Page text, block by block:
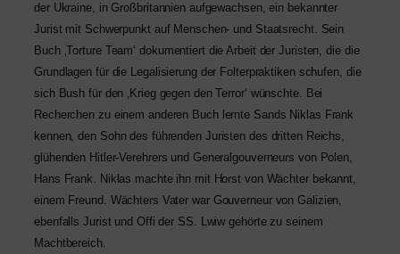
der Ukraine, in Großbritannien auf­ge­wach­sen, ein bekann­ter
Jurist mit Schwerpunkt auf Menschen- und Staatsrecht. Sein
Buch ‚Torture Team‘ doku­men­tiert die Arbeit der Juristen, die die
Grundlagen für die Legalisierung der Folterpraktiken schu­fen, die
sich Bush für den ‚Krieg gegen den Terror‘ wünsch­te. Bei
Recherchen zu einem ande­ren Buch lern­te Sands Niklas Frank
ken­nen, den Sohn des füh­ren­den Juristen des drit­ten Reichs,
glü­hen­den Hitler-Verehrers und Generalgouverneurs von Polen,
Hans Frank. Niklas mach­te ihn mit Horst von Wächter bekannt,
einem Freund. Wächters Vater war Gouverneur von Galizien,
eben­falls Jurist und Offi der SS. Lwiw gehör­te zu sei­nem
Machtbereich.